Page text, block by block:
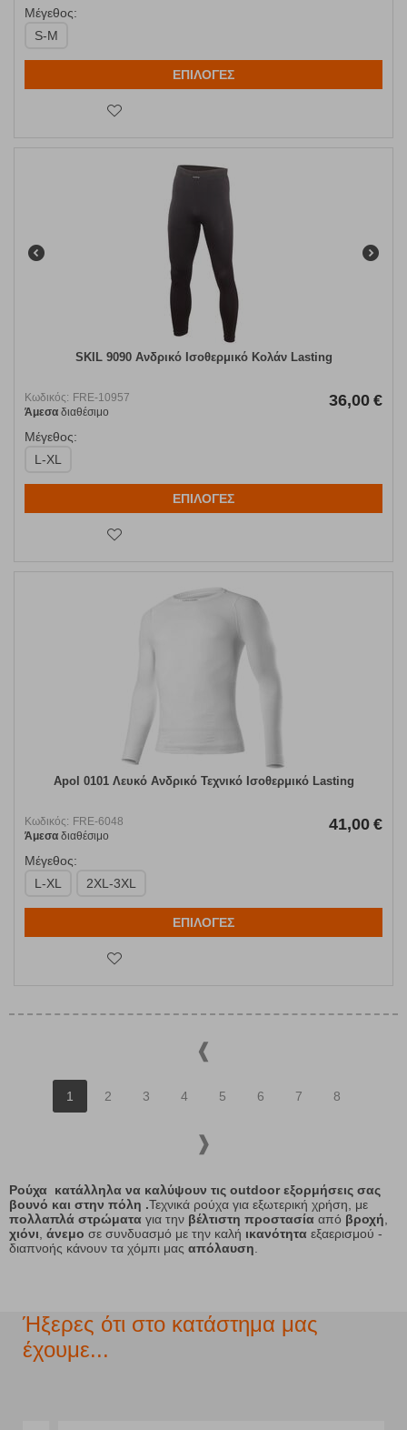
Μέγεθος:
S-M
ΕΠΙΛΟΓΕΣ
SKIL 9090 Ανδρικό Ισοθερμικό Κολάν Lasting
Κωδικός: FRE-10957
Άμεσα διαθέσιμο
36,00 €
Μέγεθος:
L-XL
ΕΠΙΛΟΓΕΣ
Apol 0101 Λευκό Ανδρικό Τεχνικό Ισοθερμικό Lasting
Κωδικός: FRE-6048
Άμεσα διαθέσιμο
41,00 €
Μέγεθος:
L-XL
2XL-3XL
ΕΠΙΛΟΓΕΣ
1 2 3 4 5 6 7 8
Ρούχα κατάλληλα να καλύψουν τις outdoor εξορμήσεις σας
βουνό και στην πόλη .Τεχνικά ρούχα για εξωτερική χρήση, με
πολλαπλά στρώματα για την βέλτιστη προστασία από βροχή
χιόνι άνεμο σε συνδυασμό με την καλή ικανότητα εξαερισμού -
διαπνοής κάνουν τα χόμπι μας απόλαυση
Ήξερες ότι στο κατάστημα μας
έχουμε...